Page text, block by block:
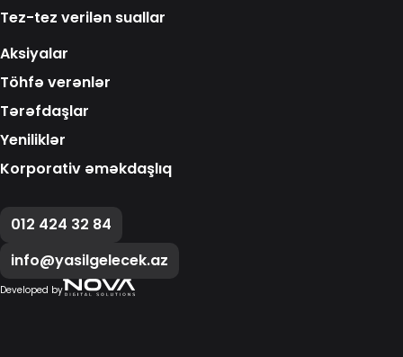
Tez-tez verilən suallar
Aksiyalar
Töhfə verənlər
Tərəfdaşlar
Yeniliklər
Korporativ əməkdaşlıq
012 424 32 84
info@yasilgelecek.az
Developed by